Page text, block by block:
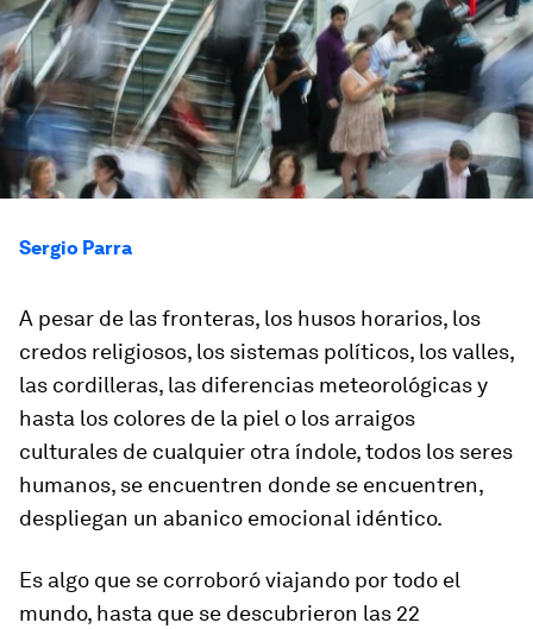
Sergio Parra
A pesar de las fronteras, los husos horarios, los
credos religiosos, los sistemas políticos, los valles,
las cordilleras, las diferencias meteorológicas y
hasta los colores de la piel o los arraigos
culturales de cualquier otra índole, todos los seres
humanos, se encuentren donde se encuentren,
despliegan un abanico emocional idéntico.
Es algo que se corroboró viajando por todo el
mundo, hasta que se descubrieron las 22